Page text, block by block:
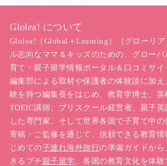
Glolea! について
Glolea!（Global＋Learning）［グローリ
ル志向なママ＆キッズのための、グロー
育て・親子留学情報ポータル＆口コミサイ
編集部による取材や保護者の体験談に加
験を持つ編集長をはじめ、教育学博士、英
TOEIC講師、プリスクール経営者、親子
した専門家、そして世界各国で子育て中
寄稿・ご監修を通じて、信頼できる教育
じめての子連れ海外旅行の準備ガイドか
きるプチ親子留学、各国の教育文化を体